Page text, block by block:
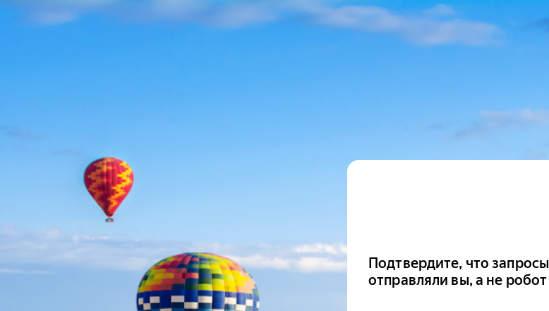
Подтвердите, что запросы
отправляли вы, а не робот